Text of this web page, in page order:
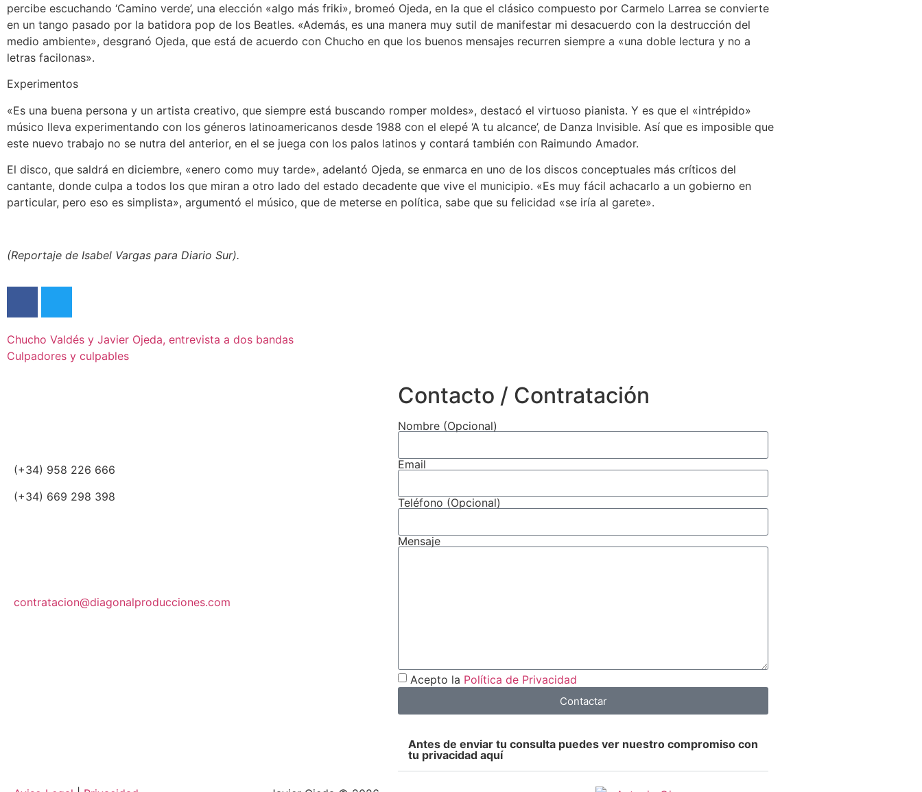
percibe escuchando ‘Camino verde’, una elección «algo más friki», bromeó Ojeda, en la que el clásico compuesto por Carmelo Larrea se convierte
en un tango pasado por la batidora pop de los Beatles. «Además, es una manera muy sutil de manifestar mi desacuerdo con la destrucción del
medio ambiente», desgranó Ojeda, que está de acuerdo con Chucho en que los buenos mensajes recurren siempre a «una doble lectura y no a
letras facilonas».
Experimentos
«Es una buena persona y un artista creativo, que siempre está buscando romper moldes», destacó el virtuoso pianista. Y es que el «intrépido»
músico lleva experimentando con los géneros latinoamericanos desde 1988 con el elepé ‘A tu alcance’, de Danza Invisible. Así que es imposible que
este nuevo trabajo no se nutra del anterior, en el se juega con los palos latinos y contará también con Raimundo Amador.
El disco, que saldrá en diciembre, «enero como muy tarde», adelantó Ojeda, se enmarca en uno de los discos conceptuales más críticos del
cantante, donde culpa a todos los que miran a otro lado del estado decadente que vive el municipio. «Es muy fácil achacarlo a un gobierno en
particular, pero eso es simplista», argumentó el músico, que de meterse en política, sabe que su felicidad «se iría al garete».
(Reportaje de Isabel Vargas para Diario Sur).
Chucho Valdés y Javier Ojeda, entrevista a dos bandas
Culpadores y culpables
(+34) 958 226 666
(+34) 669 298 398
contratacion@diagonalproducciones.com
Contacto / Contratación
Nombre (Opcional)
Email
Teléfono (Opcional)
Mensaje
Acepto la Política de Privacidad
Contactar
Antes de enviar tu consulta puedes ver nuestro compromiso con
tu privacidad aquí